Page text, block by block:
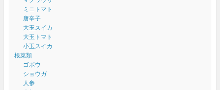
ミニトマト
唐辛子
大玉スイカ
大玉トマト
小玉スイカ
根菜類
ゴボウ
ショウガ
人参